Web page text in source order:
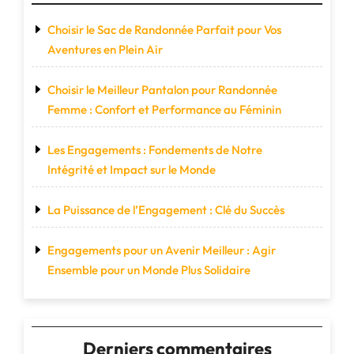
Choisir le Sac de Randonnée Parfait pour Vos
Aventures en Plein Air
Choisir le Meilleur Pantalon pour Randonnée
Femme : Confort et Performance au Féminin
Les Engagements : Fondements de Notre
Intégrité et Impact sur le Monde
La Puissance de l’Engagement : Clé du Succès
Engagements pour un Avenir Meilleur : Agir
Ensemble pour un Monde Plus Solidaire
Derniers commentaires